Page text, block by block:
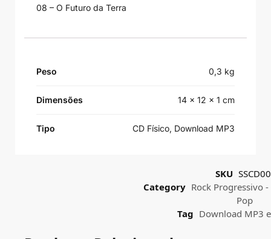
08 – O Futuro da Terra
Peso 0,3 kg
Dimensões 14 × 12 × 1 cm
Tipo CD Físico, Download MP3
SKU
Category Rock Progressivo
Pop
Tag Download MP3